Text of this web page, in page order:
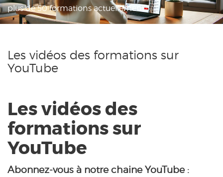
plus de 50 formations actuellement
Les vidéos des formations sur
YouTube
Les vidéos des
formations sur
YouTube
Abonnez-vous à notre chaine YouTube :